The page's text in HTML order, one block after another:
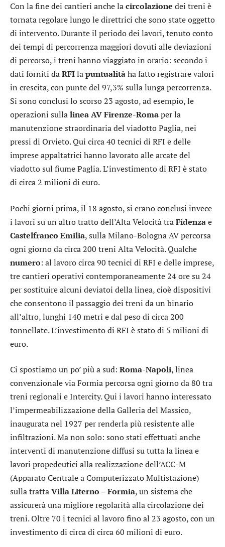
Con la fine dei cantieri anche lacircolazione dei treni è
tornata regolare lungo le direttrici che sono state oggetto
di intervento. Durante il periodo dei lavori, tenuto conto
dei tempi di percorrenza maggiori dovuti alle deviazioni
di percorso, i treni hanno viaggiato in orario: secondo i
dati forniti daRFIlapuntualitàha fatto registrare valori
in crescita, con punte del 97,3% sulla lunga percorrenza.
Si sono conclusi lo scorso 23 agosto, ad esempio, le
operazioni sullalinea AV Firenze-Romaper la
manutenzione straordinaria del viadotto Paglia, nei
pressi di Orvieto. Qui circa 40 tecnici di RFI e delle
imprese appaltatrici hanno lavorato alle arcate del
viadotto sul fiume Paglia. L’investimento di RFI è stato
di circa 2 milioni di euro.
Pochi giorni prima, il 18 agosto, si erano conclusi invece
i lavori su un altro tratto dell’Alta Velocità traFidenzae
Castelfranco Emilia, sulla Milano-Bologna AV percorsa
ogni giorno da circa 200 treni Alta Velocità. Qualche
numero: al lavoro circa 90 tecnici di RFI e delle imprese,
tre cantieri operativi contemporaneamente 24 ore su 24
per sostituire alcuni deviatoi della linea, cioè dispositivi
che consentono il passaggio dei treni da un binario
all’altro, lunghi 140 metri e dal peso di circa 200
tonnellate. L’investimento di RFI è stato di 5 milioni di
euro.
Ci spostiamo un po’ più a sud: Roma-Napoli, linea
convenzionale via Formia percorsa ogni giorno da 80 tra
treni regionali e Intercity. Qui i lavori hanno interessato
l’impermeabilizzazione della Galleria del Massico,
inaugurata nel 1927 per renderla più resistente alle
infiltrazioni. Ma non solo: sono stati effettuati anche
interventi di manutenzione diffusi su tutta la linea e
lavori propedeutici alla realizzazione dell’ACC-M
(Apparato Centrale a Computerizzato Multistazione)
sulla trattaVilla Literno – Formia, un sistema che
assicurerà una migliore regolarità alla circolazione dei
treni. Oltre 70 i tecnici al lavoro fino al 23 agosto, con un
investimento di circa di circa 60 milioni di euro.